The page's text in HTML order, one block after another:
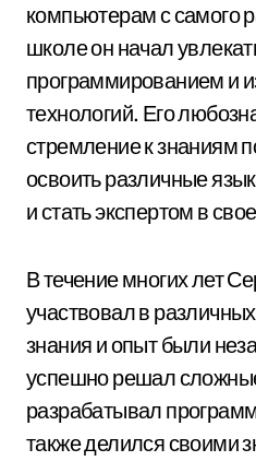
компьютерам с самого
школе он начал
программированием и
технологий. Его
стремление к знаниям
освоить различные
и стать экспертом в
В течение многих лет
участвовал в
знания и опыт были
успешно решал
разрабатывал
также делился своими